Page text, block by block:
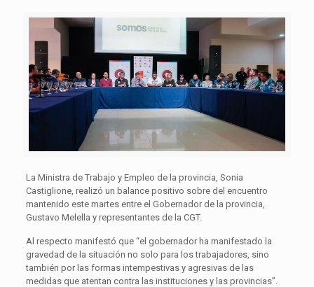
La Ministra de Trabajo y Empleo de la provincia, Sonia
Castiglione, realizó un balance positivo sobre del encuentro
mantenido este martes entre el Gobernador de la provincia,
Gustavo Melella y representantes de la CGT.
Al respecto manifestó que “el gobernador ha manifestado la
gravedad de la situación no solo para los trabajadores, sino
también por las formas intempestivas y agresivas de las
medidas que atentan contra las instituciones y las provincias”.